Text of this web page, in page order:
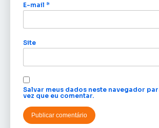
E-mail *
Site
Salvar meus dados neste navegador
vez que eu comentar.